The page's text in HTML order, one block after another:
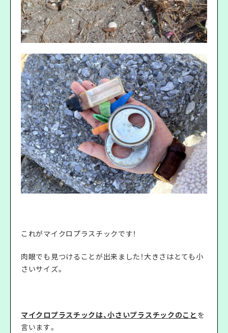
これがマイクロプラスチックです！
肉眼でも見つけることが出来ました！大きさはとても小
さいサイズ。
マイクロプラスチックは、小さいプラスチックのこと を
言います。